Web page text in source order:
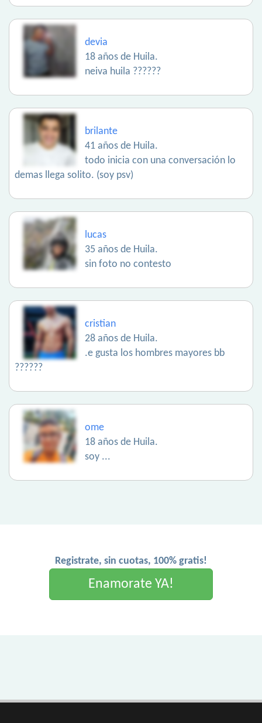
devia
18 años de Huila.
neiva huila ??????
brilante
41 años de Huila.
todo inicia con una conversación lo
demas llega solito. (soy psv)
lucas
35 años de Huila.
sin foto no contesto
cristian
28 años de Huila.
.e gusta los hombres mayores bb
??????
ome
18 años de Huila.
soy ...
Registrate, sin cuotas, 100% gratis!
Enamorate YA!